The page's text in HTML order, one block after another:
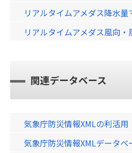
リアルタイムアメダス降水
リアルタイムアメダス風向
関連データベース
気象庁防災情報XMLの利活用
気象庁防災情報XMLデータベ